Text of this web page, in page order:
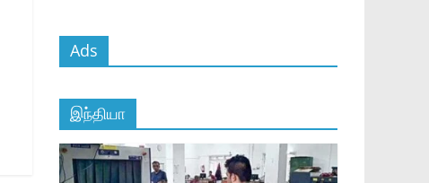
Ads
இந்தியா